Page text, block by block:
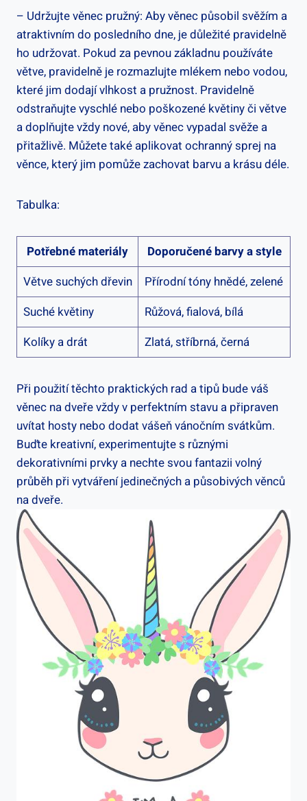
– Udržujte‍ věnec pružný: ​Aby věnec působil svěžím a‍
atraktivním do posledního dne, je ‌důležité pravidelně
ho udržovat. Pokud za pevnou základnu používáte
větve, pravidelně je rozmazlujte mlékem nebo vodou,
které jim dodají vlhkost a pružnost. ⁣Pravidelně
odstraňujte‍ vyschlé nebo poškozené květiny či větve
a doplňujte vždy nové, aby věnec⁤ vypadal ‌svěže a
přitažlivě. Můžete také aplikovat ochranný sprej⁤ na
věnce, který jim pomůže zachovat barvu a‌ krásu déle.
Tabulka:
Potřebné ⁣materiály
Doporučené barvy a style
Větve suchých dřevin
Přírodní ⁢tóny hnědé, zelené
Suché květiny
Růžová,​ fialová, bílá
Kolíky a drát
Zlatá, stříbrná, černá
Při použití⁢ těchto praktických rad a tipů bude váš
věnec na dveře vždy v perfektním stavu a⁤ připraven
uvítat hosty nebo dodat vášeň vánočním svátkům.
Buďte kreativní,‍ experimentujte s různými
dekorativními⁢ prvky⁣ a nechte svou fantazii volný
průběh ⁤při vytváření jedinečných a působivých⁣ věnců
na dveře.